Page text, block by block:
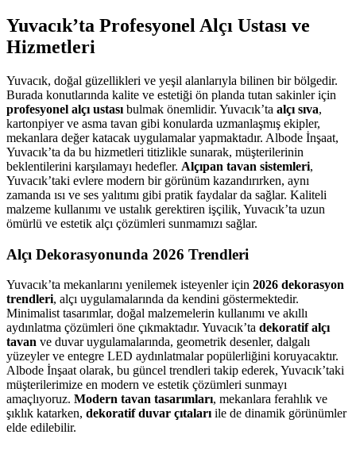
Yuvacık’ta Profesyonel Alçı Ustası ve
Hizmetleri
Yuvacık, doğal güzellikleri ve yeşil alanlarıyla bilinen bir bölgedir.
Burada konutlarında kalite ve estetiği ön planda tutan sakinler için
profesyonel alçı ustası bulmak önemlidir. Yuvacık’ta alçı sıva,
kartonpiyer ve asma tavan gibi konularda uzmanlaşmış ekipler,
mekanlara değer katacak uygulamalar yapmaktadır. Albode İnşaat,
Yuvacık’ta da bu hizmetleri titizlikle sunarak, müşterilerinin
beklentilerini karşılamayı hedefler. Alçıpan tavan sistemleri,
Yuvacık’taki evlere modern bir görünüm kazandırırken, aynı
zamanda ısı ve ses yalıtımı gibi pratik faydalar da sağlar. Kaliteli
malzeme kullanımı ve ustalık gerektiren işçilik, Yuvacık’ta uzun
ömürlü ve estetik alçı çözümleri sunmamızı sağlar.
Alçı Dekorasyonunda 2026 Trendleri
Yuvacık’ta mekanlarını yenilemek isteyenler için 2026 dekorasyon
trendleri, alçı uygulamalarında da kendini göstermektedir.
Minimalist tasarımlar, doğal malzemelerin kullanımı ve akıllı
aydınlatma çözümleri öne çıkmaktadır. Yuvacık’ta dekoratif alçı
tavan ve duvar uygulamalarında, geometrik desenler, dalgalı
yüzeyler ve entegre LED aydınlatmalar popülerliğini koruyacaktır.
Albode İnşaat olarak, bu güncel trendleri takip ederek, Yuvacık’taki
müşterilerimize en modern ve estetik çözümleri sunmayı
amaçlıyoruz. Modern tavan tasarımları, mekanlara ferahlık ve
şıklık katarken, dekoratif duvar çıtalarıile de dinamik görünümler
elde edilebilir.